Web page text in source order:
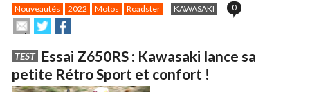
Nouveautés 2022 Motos Roadster KAWASAKI 0
Envoyer
cet
à
un
ami
Partager
sur
sur
TEST Essai Z650RS : Kawasaki lance sa
petite Rétro Sport et confort !